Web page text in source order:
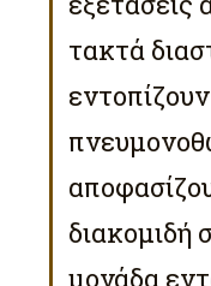
τακτά
διακομιδή
μονάδα